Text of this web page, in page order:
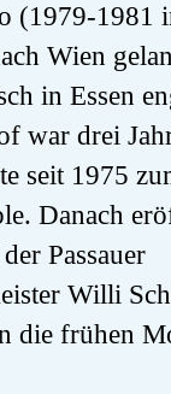
(1979-1981
Wien
in Essen
war drei
seit 1975
Danach
Passauer
Willi
die frühen